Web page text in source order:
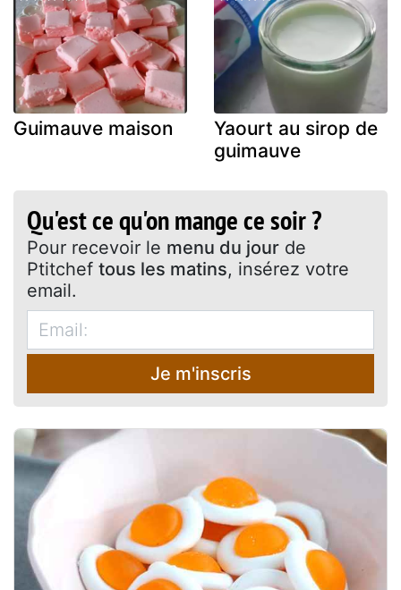
Guimauve maison
Yaourt au sirop de
guimauve
Qu'est ce qu'on mange ce soir ?
Pour recevoir le menu du jour de
Ptitchef tous les matins, insérez votre
email.
Je m'inscris